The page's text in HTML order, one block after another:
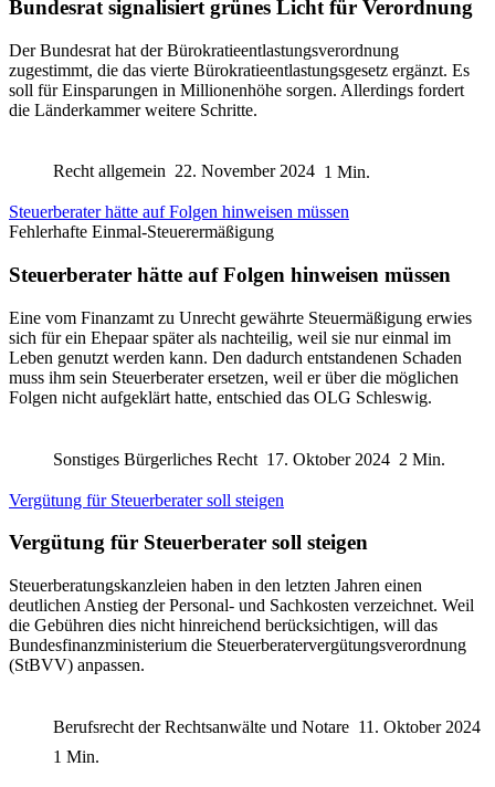
Bundesrat signalisiert grünes Licht für Verordnung
Der Bundesrat hat der Bürokratieentlastungsverordnung
zugestimmt, die das vierte Bürokratieentlastungsgesetz ergänzt. Es
soll für Einsparungen in Millionenhöhe sorgen. Allerdings fordert
die Länderkammer weitere Schritte.
Recht allgemein 22. November 2024 1 Min.
Steuerberater hätte auf Folgen hinweisen müssen
Fehlerhafte Einmal-Steuerermäßigung
Steuerberater hätte auf Folgen hinweisen müssen
Eine vom Finanzamt zu Unrecht gewährte Steuermäßigung erwies
sich für ein Ehepaar später als nachteilig, weil sie nur einmal im
Leben genutzt werden kann. Den dadurch entstandenen Schaden
muss ihm sein Steuerberater ersetzen, weil er über die möglichen
Folgen nicht aufgeklärt hatte, entschied das OLG Schleswig.
Sonstiges Bürgerliches Recht 17. Oktober 2024 2 Min.
Vergütung für Steuerberater soll steigen
Vergütung für Steuerberater soll steigen
Steuerberatungskanzleien haben in den letzten Jahren einen
deutlichen Anstieg der Personal- und Sachkosten verzeichnet. Weil
die Gebühren dies nicht hinreichend berücksichtigen, will das
Bundesfinanzministerium die Steuerberatervergütungsverordnung
(StBVV) anpassen.
Berufsrecht der Rechtsanwälte und Notare 11. Oktober 2024
1 Min.